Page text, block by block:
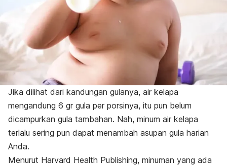
Jika dilihat dari kandungan gulanya, air kelapa
mengandung 6 gr gula per porsinya, itu pun belum
dicampurkan gula tambahan. Nah, minum air kelapa
terlalu sering pun dapat menambah asupan gula harian
Anda.
Menurut Harvard Health Publishing, minuman yang ada